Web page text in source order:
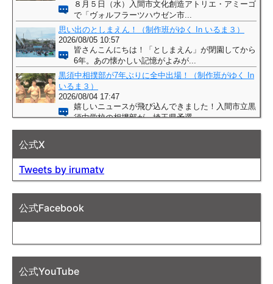
公式X
Tweets by irumatv
公式Facebook
公式YouTube